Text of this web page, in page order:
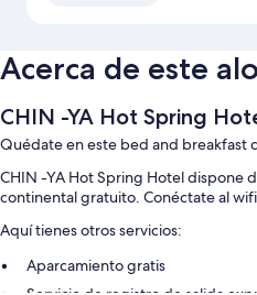
Acerca de este
CHIN -YA Hot Spring
Quédate en este bed and breakfast
CHIN -YA Hot Spring Hotel dispone
continental gratuito. Conéctate al
Aquí tienes otros servicios:
Aparcamiento gratis